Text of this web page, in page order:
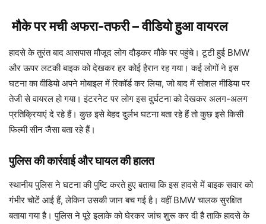
मौके पर मची अफरा-तफरी – वीडियो हुआ वायरल
हादसे के तुरंत बाद आसपास मौजूद लोग दौड़कर मौके पर पहुंचे। टूटी हुई BMW
और ऊपर लटकी बाइक को देखकर हर कोई हैरान रह गया। कई लोगों ने इस
घटना का वीडियो अपने मोबाइल में रिकॉर्ड कर लिया, जो बाद में सोशल मीडिया पर
तेजी से वायरल हो गया। इंटरनेट पर लोग इस दुर्घटना को देखकर अलग-अलग
प्रतिक्रियाएं दे रहे हैं। कुछ इसे बेहद दुर्लभ घटना बता रहे हैं तो कुछ इसे किसी
फिल्मी सीन जैसा बता रहे हैं।
पुलिस की कार्रवाई और घायल की हालत
स्थानीय पुलिस ने घटना की पुष्टि करते हुए बताया कि इस हादसे में बाइक सवार को
गंभीर चोटें आई हैं, लेकिन उसकी जान बच गई है। वहीं BMW चालक सुरक्षित
बताया गया है। पुलिस ने पूरे इलाके को घेरकर जांच शुरू कर दी है ताकि हादसे के